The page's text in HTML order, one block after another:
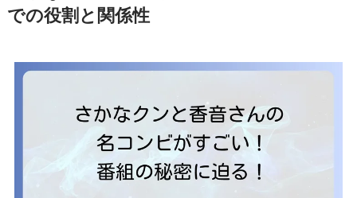
での役割と関係性